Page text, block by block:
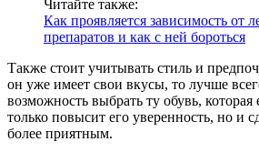
Читайте также:
Как проявляется зависимость от
препаратов и как с ней бороться
Также стоит учитывать стиль и
он уже имеет свои вкусы, то лучше
возможность выбрать ту обувь,
только повысит его уверенность, но и
более приятным.